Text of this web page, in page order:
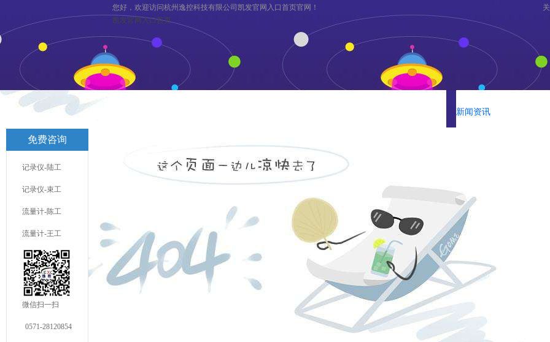
您好，欢迎访问杭州逸控科技有限公司凯发官网入口首页官网！
凯发官网入口首页
新闻资讯
服务与支持
免费咨询
记录仪-陆工
记录仪-束工
流量计-陈工
流量计-王工
微信扫一扫
0571-28120854